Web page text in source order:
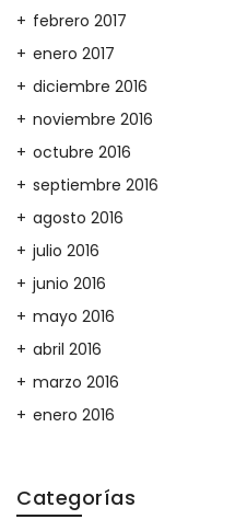
febrero 2017
enero 2017
diciembre 2016
noviembre 2016
octubre 2016
septiembre 2016
agosto 2016
julio 2016
junio 2016
mayo 2016
abril 2016
marzo 2016
enero 2016
Categorías